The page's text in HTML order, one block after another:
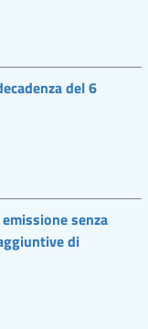
del 6
senza
di